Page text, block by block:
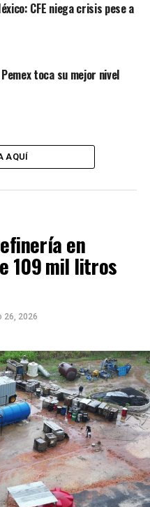
de pago y
a la empresa como a las
en
acuerdo
tuvo un alto costo social
agravó la
tuvieron que
de fuentes
veces mayores. La
los sistemas de salud
para la
CFE niega crisis pese a
toca su mejor nivel
AQUÍ
en
109 mil litros
26, 2026